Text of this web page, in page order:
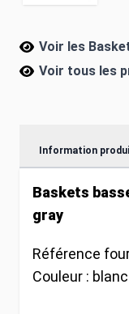
Voir les
Voir tous les
Information
Baskets
gray
Référence
Couleur : blanc